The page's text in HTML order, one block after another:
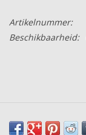
Artikelnummer:
Beschikbaarheid: